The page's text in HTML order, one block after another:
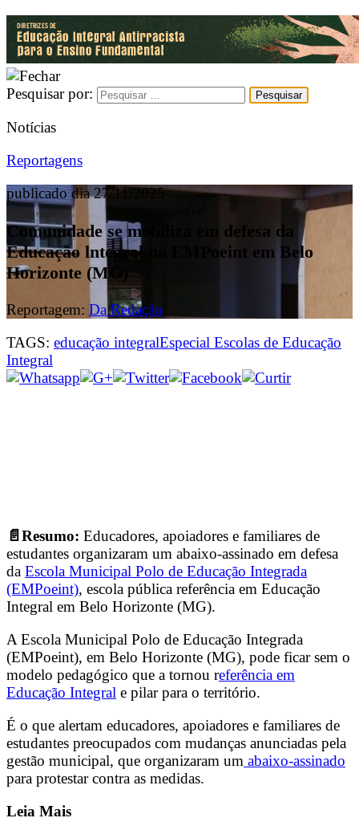
Pesquisar por:
Notícias
Reportagens
publicado dia 27/11/2025
Comunidade se mobiliza em defesa da
Educação lntegral na EMPoeint em Belo
Horizonte (MG)
Reportagem: Da Redação
TAGS: educação integralEspecial Escolas de Educação
Integral
📄Resumo: Educadores, apoiadores e familiares de
estudantes organizaram um abaixo-assinado em defesa
da Escola Municipal Polo de Educação Integrada
(EMPoeint), escola pública referência em Educação
Integral em Belo Horizonte (MG).
A Escola Municipal Polo de Educação Integrada
(EMPoeint), em Belo Horizonte (MG), pode ficar sem o
modelo pedagógico que a tornou referência em
Educação Integral e pilar para o território.
É o que alertam educadores, apoiadores e familiares de
estudantes preocupados com mudanças anunciadas pela
gestão municipal, que organizaram um abaixo-assinado
para protestar contra as medidas.
Leia Mais